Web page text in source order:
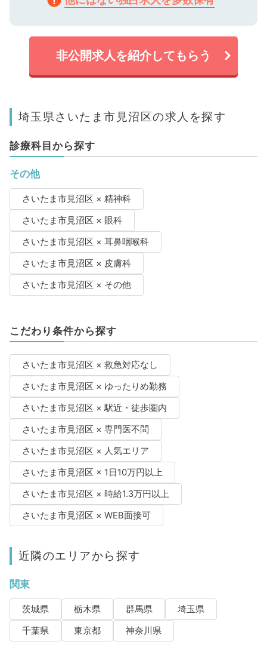
非公開求人を紹介してもらう
埼玉県さいたま市見沼区の求人を探す
診療科目から探す
その他
さいたま市見沼区 × 精神科
さいたま市見沼区 × 眼科
さいたま市見沼区 × 耳鼻咽喉科
さいたま市見沼区 × 皮膚科
さいたま市見沼区 × その他
こだわり条件から探す
さいたま市見沼区 × 救急対応なし
さいたま市見沼区 × ゆったりめ勤務
さいたま市見沼区 × 駅近・徒歩圏内
さいたま市見沼区 × 専門医不問
さいたま市見沼区 × 人気エリア
さいたま市見沼区 × 1日10万円以上
さいたま市見沼区 × 時給1.3万円以上
さいたま市見沼区 × WEB面接可
近隣のエリアから探す
関東
茨城県 栃木県 群馬県
埼玉県
千葉県
東京都 神奈川県